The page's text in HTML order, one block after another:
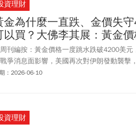
資理財
金為什麼一直跌、金價失
以買？大佛李其展：黃金
刊編按：黃金價格一度跳水跌破4200美
爭消息面影響，美國再次對伊朗發動襲擊
可能破壞雙方為結束這場戰爭而付出的努
道不要再擴大，將不予回應」。李其展認為
：2026-06-10
資理財